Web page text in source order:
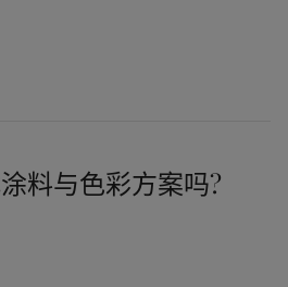
料与色彩方案吗?